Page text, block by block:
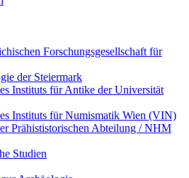
Forschungsgesellschaft für
der Steiermark
Instituts für Antike der Universität
Instituts für Numismatik Wien (VIN)
Prähististorischen Abteilung / NHM
Studien